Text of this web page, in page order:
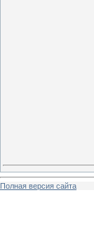
Полная версия сайта